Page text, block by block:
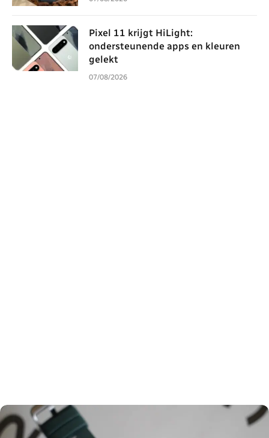
Pixel 11 krijgt HiLight:
ondersteunende apps en kleuren
gelekt
07/08/2026